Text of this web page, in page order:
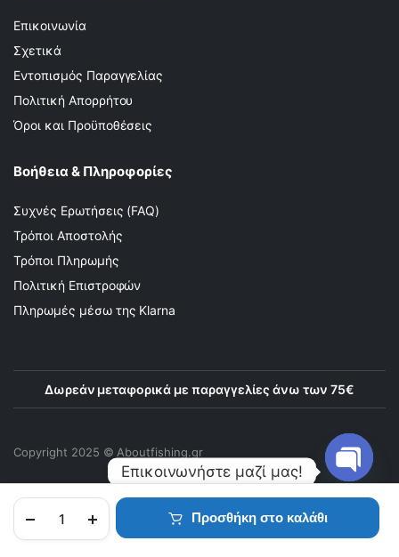
Προσθήκη στο καλάθι
Επικοινωνία
Σχετικά
Εντοπισμός Παραγγελίας
Πολιτική Απορρήτου
Όροι και Προϋποθέσεις
Βοήθεια & Πληροφορίες
Συχνές Ερωτήσεις (FAQ)
Τρόποι Αποστολής
Τρόποι Πληρωμής
Πολιτική Επιστροφών
Πληρωμές μέσω της Klarna
Δωρεάν μεταφορικά με παραγγελίες άνω των 75€
Copyright 2025 © Αboutfishing.gr
ΑΡΧΙΚΉ ΠΡΟΪΌΝΤΑ ΑΓΑΠΗΜΈΝΑ ΛΟΓΑΡΙΑΣΜΌΣ
Επικοινωνήστε μαζί μας!
chaty